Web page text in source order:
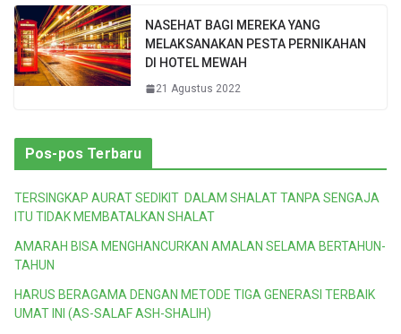
NASEHAT BAGI MEREKA YANG
MELAKSANAKAN PESTA PERNIKAHAN
DI HOTEL MEWAH
21 Agustus 2022
Pos-pos Terbaru
TERSINGKAP AURAT SEDIKIT DALAM SHALAT TANPA SENGAJA
ITU TIDAK MEMBATALKAN SHALAT
AMARAH BISA MENGHANCURKAN AMALAN SELAMA BERTAHUN-
TAHUN
HARUS BERAGAMA DENGAN METODE TIGA GENERASI TERBAIK
UMAT INI (AS-SALAF ASH-SHALIH)